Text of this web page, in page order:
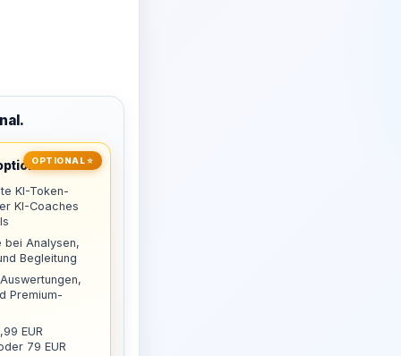
OPTIONAL ⭐
KI-Token-
KI-Coaches
bei Analysen,
Begleitung
Premium-
EUR
79 EUR